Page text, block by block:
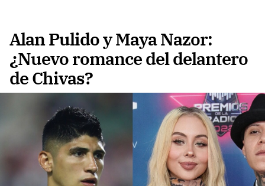
Alan Pulido y Maya Nazor:
¿Nuevo romance del delantero
de Chivas?